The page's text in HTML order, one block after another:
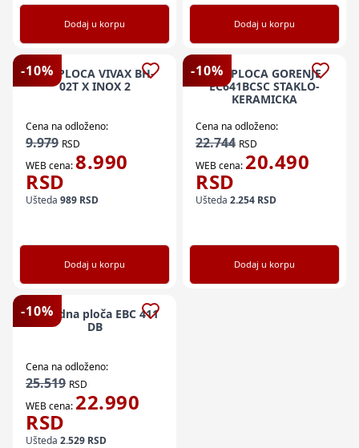
Dodaj u korpu Dodaj u korpu
-10%
UG. PLOCA VIVAX BH-
02T X INOX 2
Cena na odloženo:
9.979 RSD
WEB cena:8.990
RSD
Ušteda 989 RSD
Dodaj u korpu
-10%
UG. PLOCA GORENJE
EC641BCSC STAKLO-
KERAMICKA
Cena na odloženo:
22.744 RSD
WEB cena: 20.490
RSD
Ušteda 2.254 RSD
Dodaj u korpu
-10%
Ugradna ploča EBC 411
DB
Cena na odloženo:
25.519 RSD
WEB cena: 22.990
RSD
Ušteda 2.529 RSD